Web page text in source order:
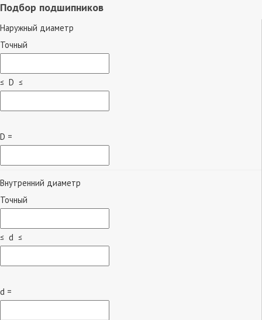
Подбор подшипников
Наружный диаметр
Точный
≤ D ≤
D =
Внутренний диаметр
Точный
≤ d ≤
d =